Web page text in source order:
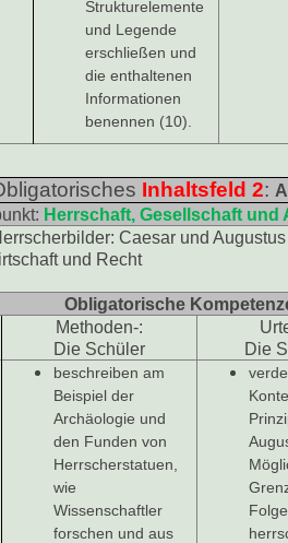
Strukturelemente
und Legende
erschließen und
die enthaltenen
Informationen
benennen (10).
Inhaltsfeld 2:
Herrschaft, Gesellschaft und
Caesar und Augustus
Recht
Obligatorische
Methoden-:
Die Schüler
Die
beschreiben am
Beispiel der
Archäologie und
den Funden von
Herrscherstatuen,
wie
Wissenschaftler
forschen und aus